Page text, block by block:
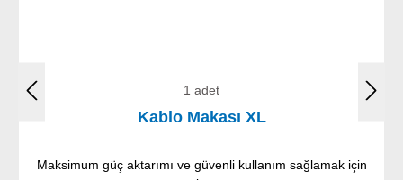
1 adet
Kablo Makası XL
Maksimum güç aktarımı ve güvenli kullanım sağlamak için